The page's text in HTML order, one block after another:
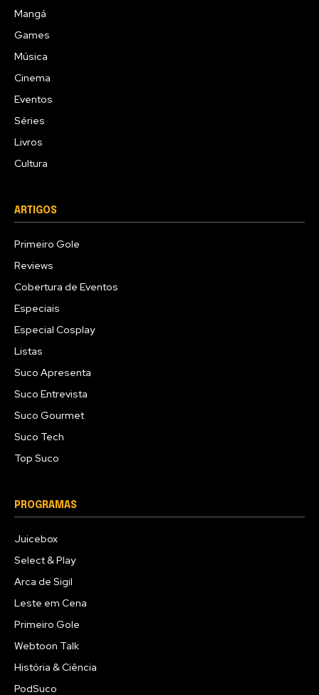
Mangá
Games
Música
Cinema
Eventos
Séries
Livros
Cultura
ARTIGOS
Primeiro Gole
Reviews
Cobertura de Eventos
Especiais
Especial Cosplay
Listas
Suco Apresenta
Suco Entrevista
Suco Gourmet
Suco Tech
Top Suco
PROGRAMAS
Juicebox
Select & Play
Arca de Sigil
Leste em Cena
Primeiro Gole
Webtoon Talk
História & Ciência
PodSuco